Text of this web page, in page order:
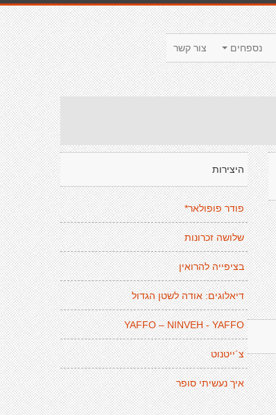
צור קשר נספחים
היצירות
פודר פופולאר*
שלושה זכרונות
בציפייה להרואין
דיאלוגים: אודה לשטן הגדול
YAFFO – NINVEH - YAFFO
צ´ייטנוט
איך נעשיתי סופר